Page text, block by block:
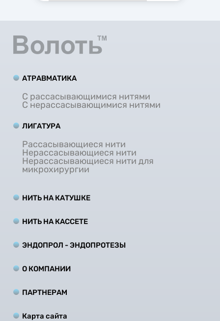
АТРАВМАТИКА
С рассасывающимися нитями
С нерассасывающимися нитями
ЛИГАТУРА
Рассасывающиеся нити
Нерассасывающиеся нити
Нерассасывающиеся нити для
микрохирургии
НИТЬ НА КАТУШКЕ
НИТЬ НА КАCCЕТЕ
ЭНДОПРОЛ - ЭНДОПРОТЕЗЫ
О КОМПАНИИ
ПАРТНЕРАМ
Карта сайта